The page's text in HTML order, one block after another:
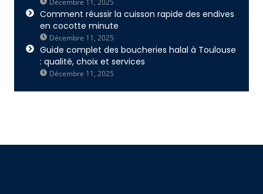
Décembre 11, 2025
Comment réussir la cuisson rapide des endives
en cocotte minute
Décembre 11, 2025
Guide complet des boucheries halal à Toulouse
: qualité, choix et services
Décembre 11, 2025